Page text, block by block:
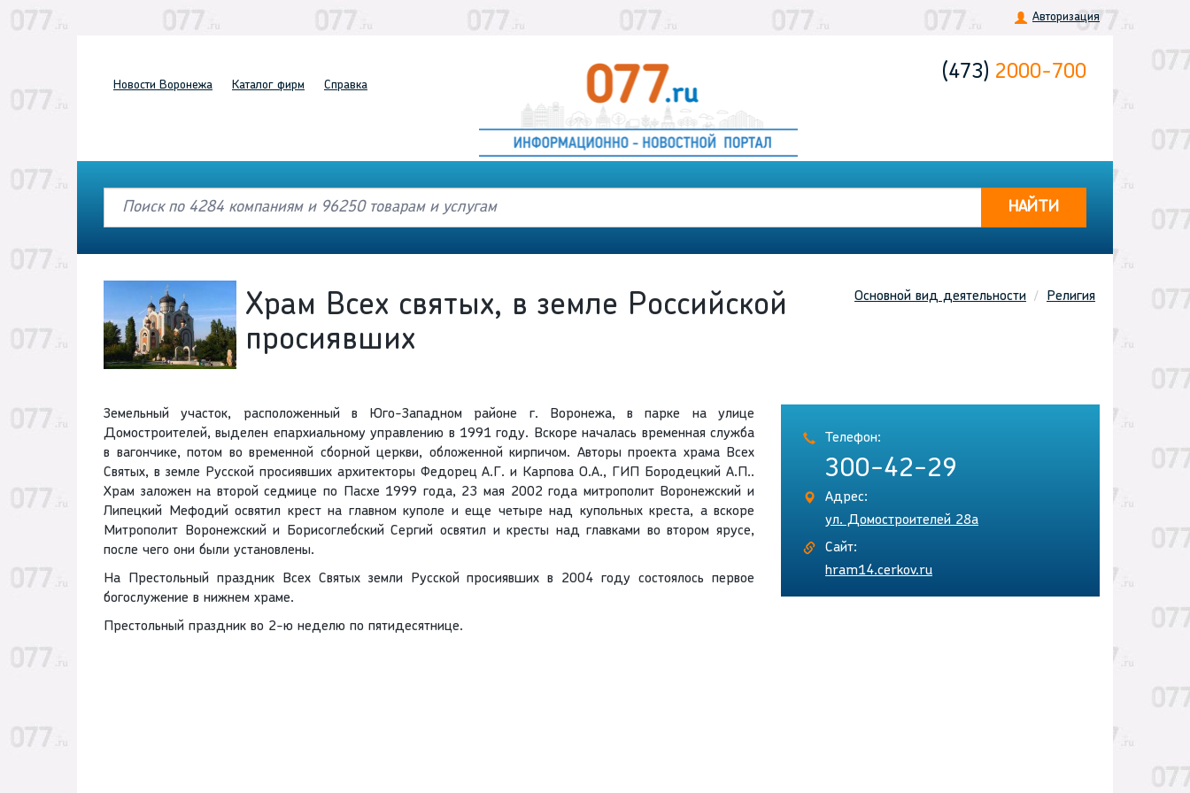
Авторизация
Новости Воронежа Каталог фирм Справка
(473) 2000-700
НАЙТИ
Основной вид деятельности Религия
Храм Всех святых, в земле Российской
просиявших
Земельный участок, расположенный в Юго-Западном районе г. Воронежа, в парке на улице
Домостроителей, выделен епархиальному управлению в 1991 году. Вскоре началась временная служба
в вагончике, потом во временной сборной церкви, обложенной кирпичом. Авторы проекта храма Всех
Святых, в земле Русской просиявших архитекторы Федорец А.Г. и Карпова О.А., ГИП Бородецкий А.П..
Храм заложен на второй седмице по Пасхе 1999 года, 23 мая 2002 года митрополит Воронежский и
Липецкий Мефодий освятил крест на главном куполе и еще четыре над купольных креста, а вскоре
Митрополит Воронежский и Борисоглебский Сергий освятил и кресты над главками во втором ярусе,
после чего они были установлены.
На Престольный праздник Всех Святых земли Русской просиявших в 2004 году состоялось первое
богослужение в нижнем храме.
Престольный праздник во 2-ю неделю по пятидесятнице.
Телефон:
300-42-29
Адрес:
ул. Домостроителей 28а
Сайт:
hram14.cerkov.ru